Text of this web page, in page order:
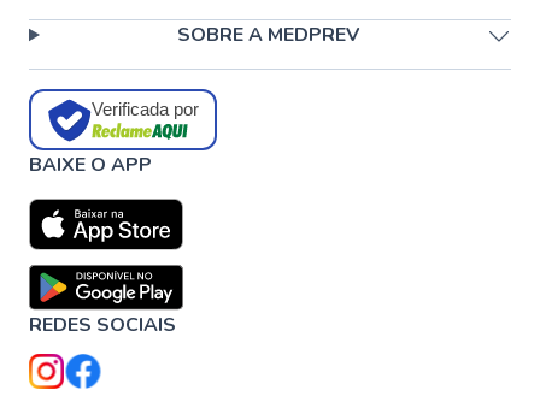
SOBRE A MEDPREV
Verificada por
BAIXE O APP
REDES SOCIAIS